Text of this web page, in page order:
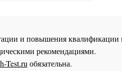
и повышения
рекомендациями.
Test.ruобязательна.